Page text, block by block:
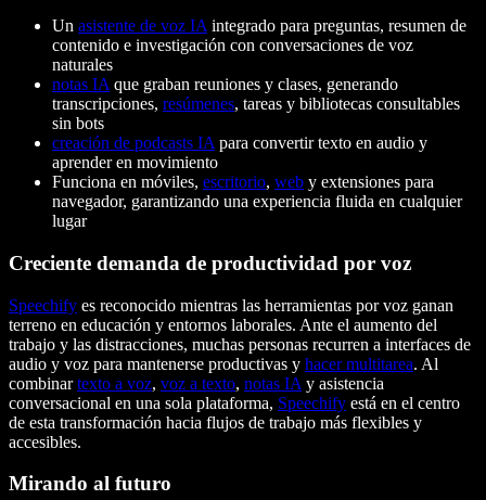
Un asistente de voz IA integrado para preguntas, resumen de
contenido e investigación con conversaciones de voz
naturales
notas IA que graban reuniones y clases, generando
transcripciones, resúmenes, tareas y bibliotecas consultables
sin bots
creación de podcasts IA para convertir texto en audio y
aprender en movimiento
Funciona en móviles, escritorio, web y extensiones para
navegador, garantizando una experiencia fluida en cualquier
lugar
Creciente demanda de productividad por voz
Speechify es reconocido mientras las herramientas por voz ganan
terreno en educación y entornos laborales. Ante el aumento del
trabajo y las distracciones, muchas personas recurren a interfaces de
audio y voz para mantenerse productivas y hacer multitarea. Al
combinartexto a voz, voz a texto, notas IA y asistencia
conversacional en una sola plataforma, Speechify está en el centro
de esta transformación hacia flujos de trabajo más flexibles y
accesibles.
Mirando al futuro